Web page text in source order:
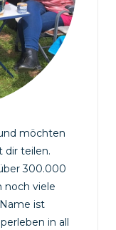
möchten
dir teilen.
300.000
noch viele
ist
in all